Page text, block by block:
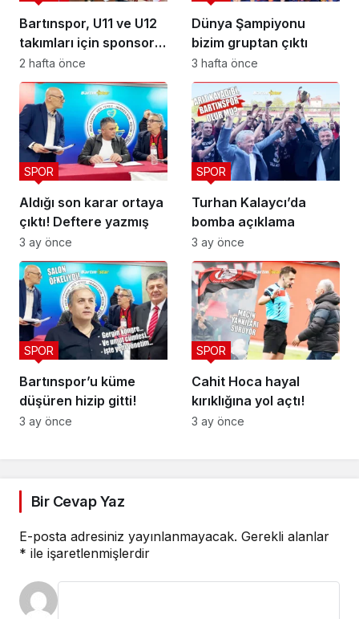
Bartınspor, U11 ve U12
takımları için sponsor
buldu
2 hafta önce
Dünya Şampiyonu
bizim gruptan çıktı
3 hafta önce
Aldığı son karar ortaya
çıktı! Deftere yazmış
SPOR
3 ay önce
Turhan Kalaycı’da
bomba açıklama
SPOR
3 ay önce
Bartınspor’u küme
düşüren hizip gitti!
SPOR
3 ay önce
Cahit Hoca hayal
kırıklığına yol açtı!
SPOR
3 ay önce
Bir Cevap Yaz
E-posta adresiniz yayınlanmayacak. Gerekli alanlar
* ile işaretlenmişlerdir